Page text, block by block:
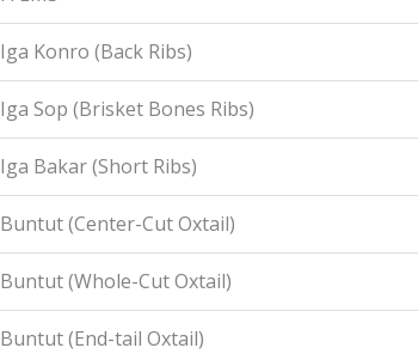
Iga Konro (Back Ribs)
Iga Sop (Brisket Bones Ribs)
Iga Bakar (Short Ribs)
Buntut (Center-Cut Oxtail)
Buntut (Whole-Cut Oxtail)
Buntut (End-tail Oxtail)